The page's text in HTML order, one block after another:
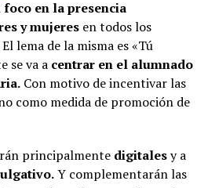
en la presencia
y mujeresen todos los
lema de la misma es «Tú
se va a centrar en el alumnado
Con motivo de incentivar las
como medida de promoción de
principalmente digitalesy a
Y complementarán las